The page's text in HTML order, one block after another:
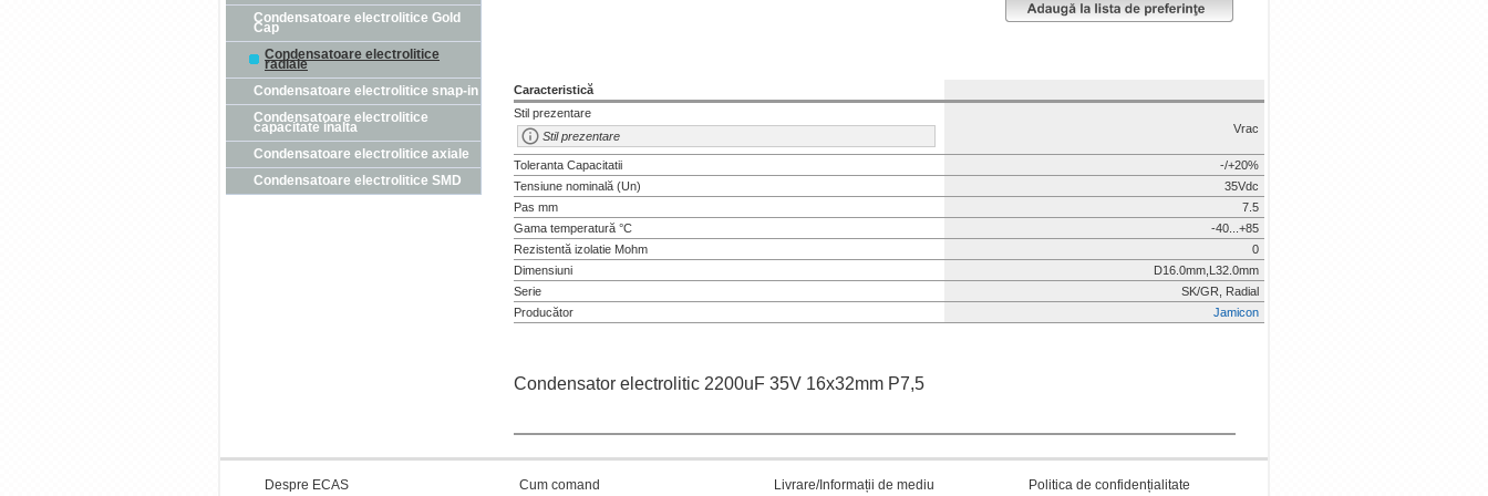
Condensatoare electrolitice Gold
Cap
Condensatoare electrolitice
radiale
Condensatoare electrolitice snap-in
Condensatoare electrolitice
capacitate inalta
Condensatoare electrolitice axiale
Condensatoare electrolitice SMD
Caracteristică
Stil prezentare
Stil prezentare
Vrac
Toleranta Capacitatii
-/+20%
Tensiune nominală (Un)
35Vdc
Pas mm
7.5
Gama temperatură °C
-40...+85
Rezistentă izolatie Mohm
0
Dimensiuni
D16.0mm,L32.0mm
Serie
SK/GR, Radial
Producător
Jamicon
Condensator electrolitic 2200uF 35V 16x32mm P7,5
Despre ECAS Cum comand Livrare/Informații de mediu Politica de confidențialitate